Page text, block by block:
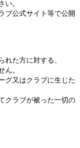
い。
ブ公式サイト等で公開
た方に対する、
ん。
グ又はクラブに生じた
クラブが被った一切の